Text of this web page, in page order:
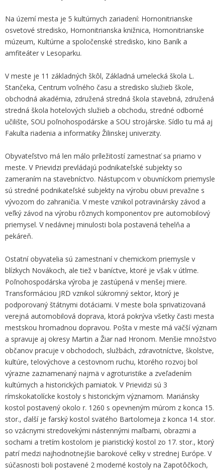
Na území mesta je 5 kultúrnych zariadení: Hornonitrianske
osvetové stredisko, Hornonitrianska knižnica, Hornonitrianske
múzeum, Kultúrne a spoločenské stredisko, kino Baník a
amfiteáter v Lesoparku.
V meste je 11 základných škôl, Základná umelecká škola L.
Stančeka, Centrum voľného času a stredisko služieb škole,
obchodná akadémia, združená stredná škola stavebná, združená
stredná škola hotelových služieb a obchodu, stredné odborné
učilište, SOU poľnohospodárske a SOU strojárske. Sídlo tu má aj
Fakulta riadenia a informatiky Žilinskej univerzity.
Obyvateľstvo má len málo príležitostí zamestnať sa priamo v
meste. V Prievidzi prevládajú podnikateľské subjekty so
zameraním na stavebníctvo. Nástupcom v obuvníckom priemysle
sú stredné podnikateľské subjekty na výrobu obuvi prevažne s
vývozom do zahraničia. V meste vznikol potravinársky závod a
veľký závod na výrobu rôznych komponentov pre automobilový
priemysel. V nedávnej minulosti bola postavená tehelňa a
pekáreň.
Ostatní obyvatelia sú zamestnaní v chemickom priemysle v
blízkych Novákoch, ale tiež v baníctve, ktoré je však v útlme.
Poľnohospodárska výroba je zastúpená v menšej miere.
Transformáciou JRD vznikol súkromný sektor, ktorý je
podporovaný štátnymi dotáciami. V meste bola sprivatizovaná
verejná automobilová doprava, ktorá pokrýva všetky časti mesta
mestskou hromadnou dopravou. Pošta v meste má väčší význam
a spravuje aj okresy Martin a Žiar nad Hronom. Menšie množstvo
občanov pracuje v obchodoch, službách, zdravotníctve, školstve,
kultúre, telovýchove a cestovnom ruchu, ktorého rozvoj bol
výrazne zaznamenaný najmä v agroturistike a zveľadením
kultúrnych a historických pamiatok. V Prievidzi sú 3
rímskokatolícke kostoly s historickým významom. Mariánsky
kostol postavený okolo r. 1260 s opevneným múrom z konca 15.
stor., ďalší je farský kostol svätého Bartolomeja z konca 14. stor.
so vzácnymi stredovekými nástennými maľbami, obrazmi a
sochami a tretím kostolom je piaristický kostol zo 17. stor., ktorý
patrí medzi najhodnotnejšie barokové celky v strednej Európe. V
súčasnosti boli postavené 2 moderné kostoly na Zapotôčkoch,